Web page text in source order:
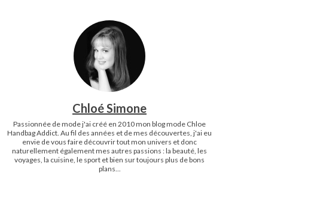
Chloé Simone
Passionnée de mode j'ai créé en 2010 mon blog mode Chloe
Handbag Addict. Au fil des années et de mes découvertes, j'ai eu
envie de vous faire découvrir tout mon univers et donc
naturellement également mes autres passions : la beauté, les
voyages, la cuisine, le sport et bien sur toujours plus de bons
plans...